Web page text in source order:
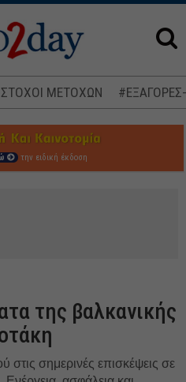
ΜΕΤΟΧΩΝ
την ειδική έκδοση
της βαλκανικής
σημερινές επισκέψεις σε